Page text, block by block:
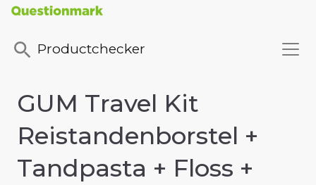
Productchecker
GUM Travel Kit
Reistandenborstel +
Tandpasta + Floss +